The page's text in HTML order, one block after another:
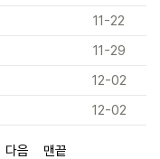
11-22
11-29
12-02
12-02
다음 맨끝